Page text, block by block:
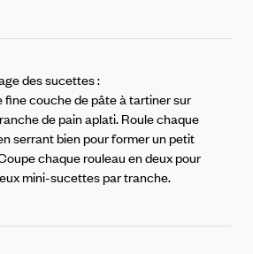
des sucettes :
fine couche de pâte à tartiner sur
de pain aplati.Roule chaque
serrant bien pour former un petit
chaque rouleau en deux pour
mini-sucettes par tranche.